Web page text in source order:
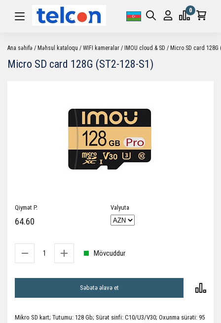
0
Ana səhifə Məhsul kataloqu WIFI kameralar IMOU cloud & SD Micro SD card 128G
Micro SD card 128G (ST2-128-S1)
Qiymət P.
64.60
Valyuta
Mövcuddur
Səbətə əlavə et
Mikro SD kart; Tutumu: 128 Gb; Sürət sinfi: C10/U3/V30; Oxunma sürəti: 95